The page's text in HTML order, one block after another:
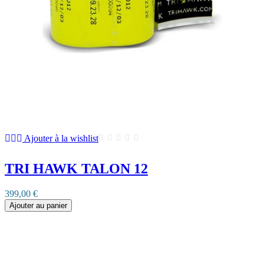
Ajouter à la wishlist
TRI HAWK TALON 12
399,00 €
Ajouter au panier